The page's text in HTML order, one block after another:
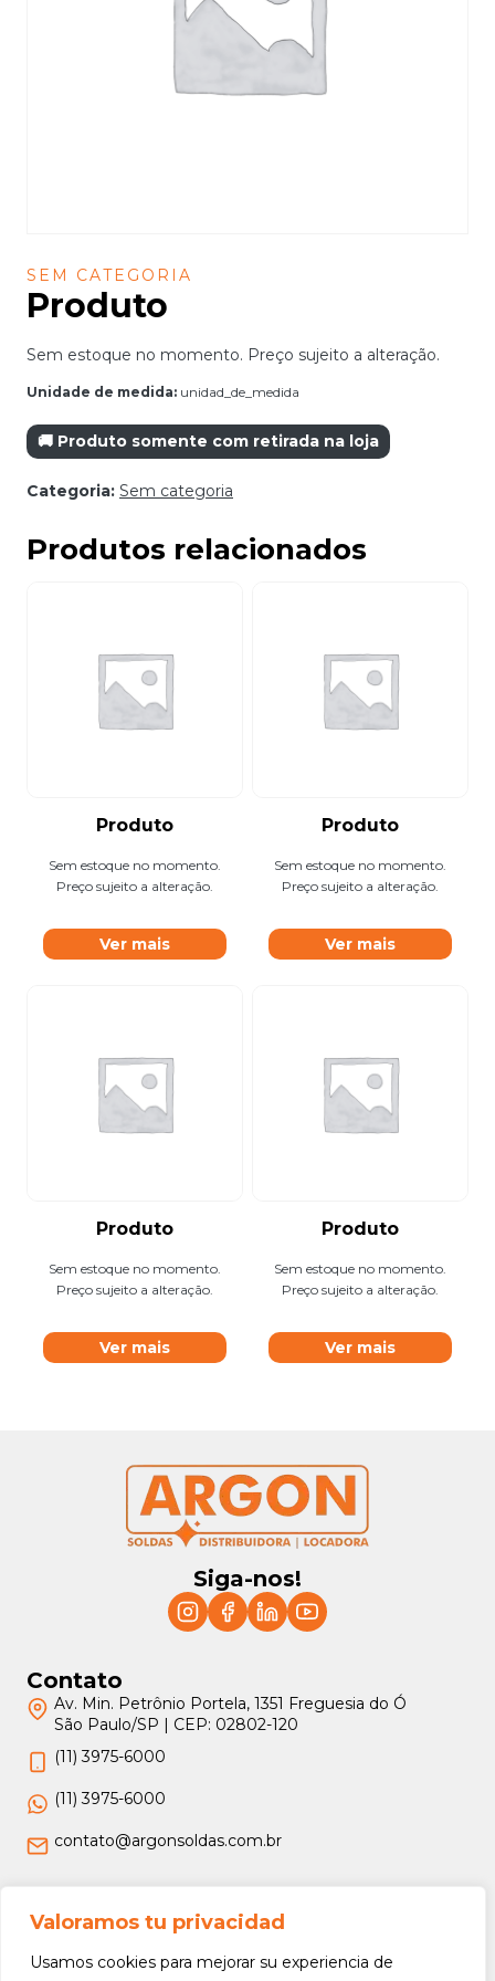
Valoramos tu privacidad
Usamos cookies para mejorar su experiencia de
SEM CATEGORIA
Produto
Sem estoque no momento. Preço sujeito a alteração.
Unidade de medida: unidad_de_medida
🚚 Produto somente com retirada na loja
Categoria: Sem categoria
Produtos relacionados
Produto
Sem estoque no momento.
Preço sujeito a alteração.
Ver mais
Produto
Sem estoque no momento.
Preço sujeito a alteração.
Ver mais
Produto
Sem estoque no momento.
Preço sujeito a alteração.
Ver mais
Produto
Sem estoque no momento.
Preço sujeito a alteração.
Ver mais
Siga-nos!
Contato
Av. Min. Petrônio Portela, 1351 Freguesia do Ó
São Paulo/SP | CEP: 02802-120
(11) 3975-6000
(11) 3975-6000
contato@argonsoldas.com.br
Jurídico
Termos e Condições
Política de Privacidade